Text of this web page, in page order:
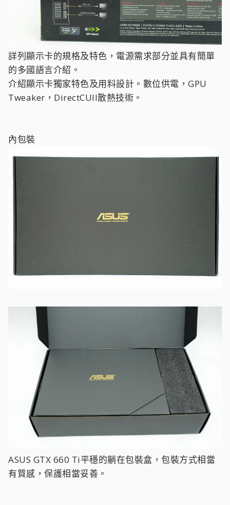
詳列顯示卡的規格及特色，電源需求部分並具有簡單
的多國語言介紹。
介紹顯示卡獨家特色及用料設計。數位供電，GPU
Tweaker，DirectCUII散熱技術。
內包裝
ASUS GTX 660 Ti平穩的躺在包裝盒，包裝方式相當
有質感，保護相當妥善。